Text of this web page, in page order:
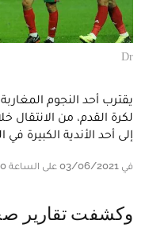
Dr
يقترب أحد النجوم
لكرة القدم، من الانتقال
إلى أحد الأندية الكبيرة في
في 03/06/2021 على الساعة 22:00
وكشفت تقارير صحفية إيطالية أن نادي